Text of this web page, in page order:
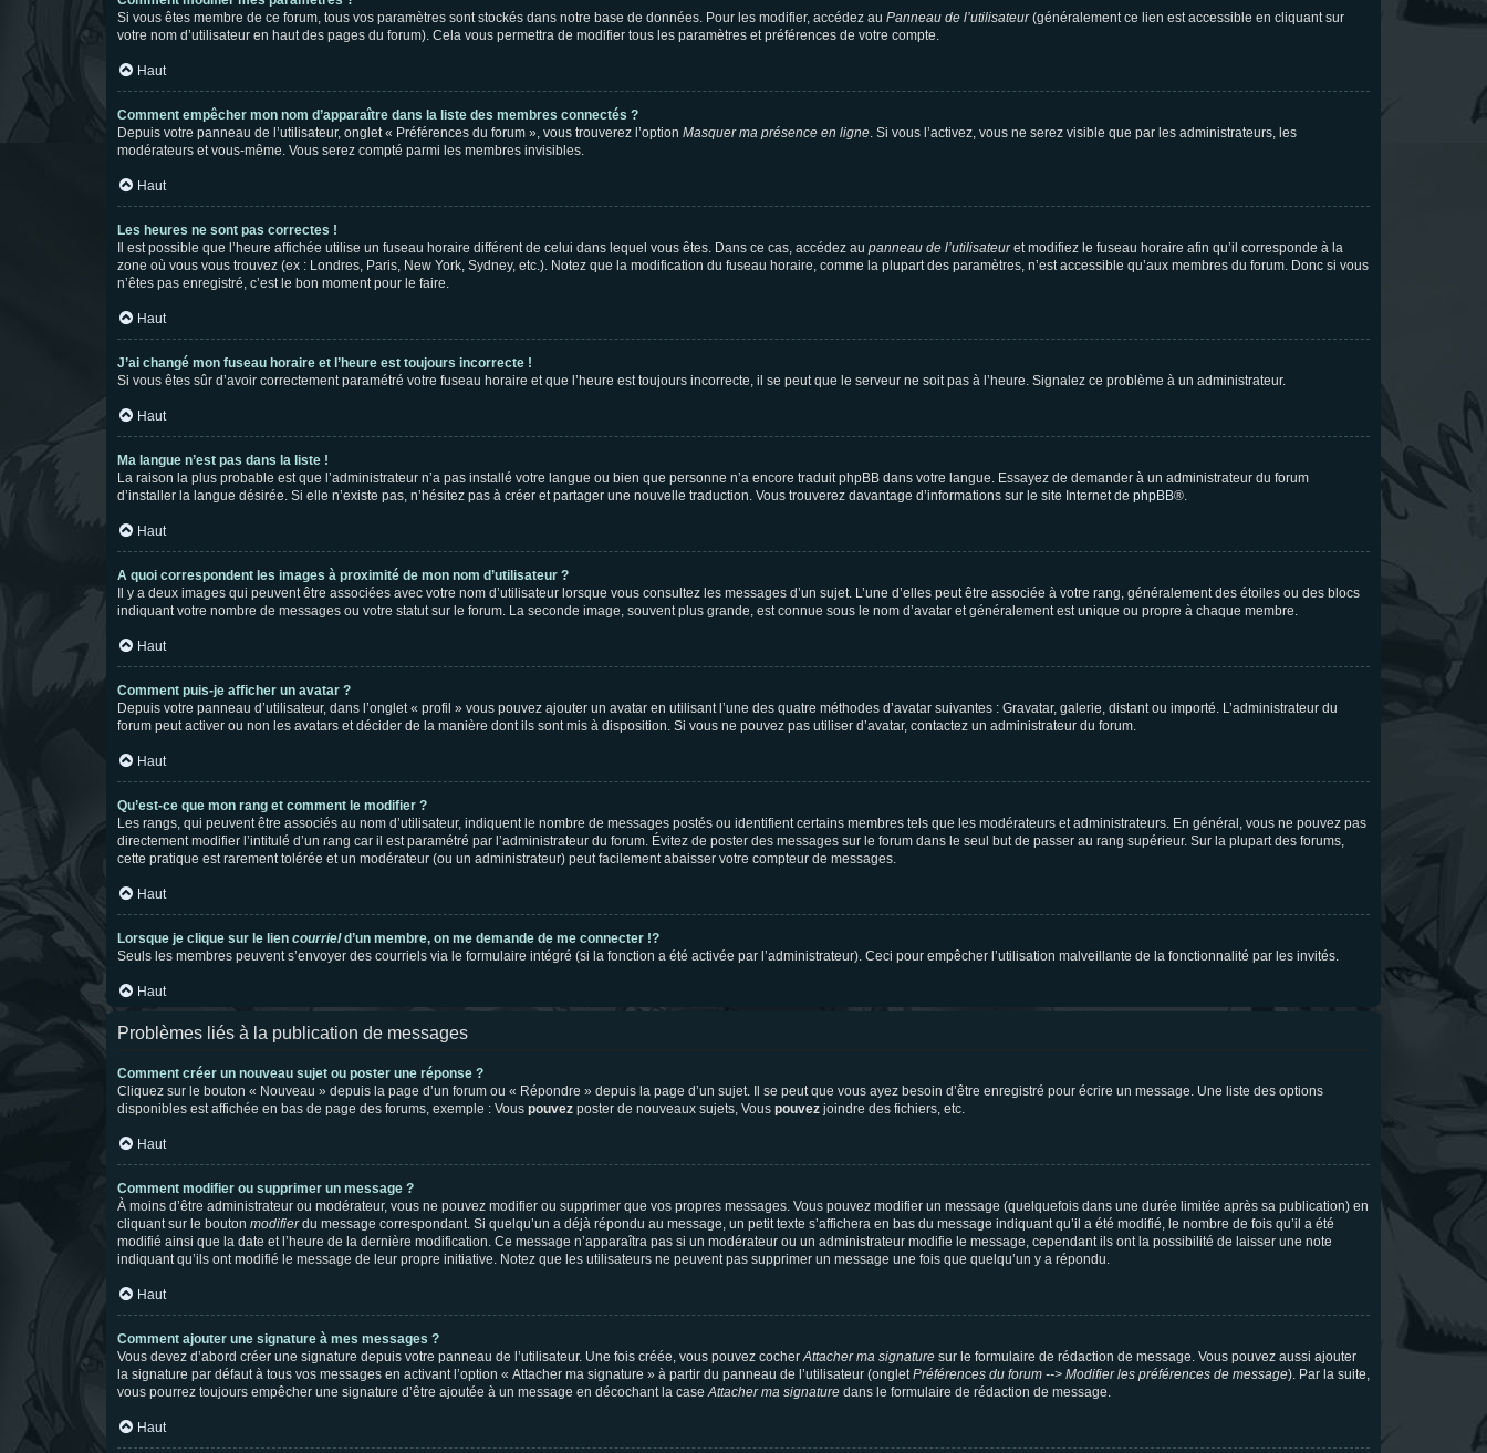
Si vous êtes membre de ce forum, tous vos paramètres sont stockés dans notre base de données. Pour les modifier, accédez au Panneau de l’utilisateur(généralement ce lien est accessible en cliquant sur
votre nom d’utilisateur en haut des pages du forum). Cela vous permettra de modifier tous les paramètres et préférences de votre compte.
Haut
Comment empêcher mon nom d’apparaître dans la liste des membres connectés ?
Depuis votre panneau de l’utilisateur, onglet « Préférences du forum », vous trouverez l’option Masquer ma présence en ligne. Si vous l’activez, vous ne serez visible que par les administrateurs, les
modérateurs et vous-même. Vous serez compté parmi les membres invisibles.
Haut
Les heures ne sont pas correctes !
Il est possible que l’heure affichée utilise un fuseau horaire différent de celui dans lequel vous êtes. Dans ce cas, accédez au panneau de l’utilisateuret modifiez le fuseau horaire afin qu’il corresponde à la
zone où vous vous trouvez (ex : Londres, Paris, New York, Sydney, etc.). Notez que la modification du fuseau horaire, comme la plupart des paramètres, n’est accessible qu’aux membres du forum. Donc si vous
n’êtes pas enregistré, c’est le bon moment pour le faire.
Haut
J’ai changé mon fuseau horaire et l’heure est toujours incorrecte !
Si vous êtes sûr d’avoir correctement paramétré votre fuseau horaire et que l’heure est toujours incorrecte, il se peut que le serveur ne soit pas à l’heure. Signalez ce problème à un administrateur.
Haut
Ma langue n’est pas dans la liste !
La raison la plus probable est que l’administrateur n’a pas installé votre langue ou bien que personne n’a encore traduit phpBB dans votre langue. Essayez de demander à un administrateur du forum
d’installer la langue désirée. Si elle n’existe pas, n’hésitez pas à créer et partager une nouvelle traduction. Vous trouverez davantage d’informations sur le site Internet de phpBB®.
Haut
A quoi correspondent les images à proximité de mon nom d’utilisateur ?
Il y a deux images qui peuvent être associées avec votre nom d’utilisateur lorsque vous consultez les messages d’un sujet. L’une d’elles peut être associée à votre rang, généralement des étoiles ou des blocs
indiquant votre nombre de messages ou votre statut sur le forum. La seconde image, souvent plus grande, est connue sous le nom d’avatar et généralement est unique ou propre à chaque membre.
Haut
Comment puis-je afficher un avatar ?
Depuis votre panneau d’utilisateur, dans l’onglet « profil » vous pouvez ajouter un avatar en utilisant l’une des quatre méthodes d’avatar suivantes : Gravatar, galerie, distant ou importé. L’administrateur du
forum peut activer ou non les avatars et décider de la manière dont ils sont mis à disposition. Si vous ne pouvez pas utiliser d’avatar, contactez un administrateur du forum.
Haut
Qu’est-ce que mon rang et comment le modifier ?
Les rangs, qui peuvent être associés au nom d’utilisateur, indiquent le nombre de messages postés ou identifient certains membres tels que les modérateurs et administrateurs. En général, vous ne pouvez pas
directement modifier l’intitulé d’un rang car il est paramétré par l’administrateur du forum. Évitez de poster des messages sur le forum dans le seul but de passer au rang supérieur. Sur la plupart des forums,
cette pratique est rarement tolérée et un modérateur (ou un administrateur) peut facilement abaisser votre compteur de messages.
Haut
Lorsque je clique sur le lien courrield’un membre, on me demande de me connecter !?
Seuls les membres peuvent s’envoyer des courriels via le formulaire intégré (si la fonction a été activée par l’administrateur). Ceci pour empêcher l’utilisation malveillante de la fonctionnalité par les invités.
Haut
Problèmes liés à la publication de messages
Comment créer un nouveau sujet ou poster une réponse ?
Cliquez sur le bouton « Nouveau » depuis la page d’un forum ou « Répondre » depuis la page d’un sujet. Il se peut que vous ayez besoin d’être enregistré pour écrire un message. Une liste des options
disponibles est affichée en bas de page des forums, exemple : Vous pouvez poster de nouveaux sujets, Vous pouvez joindre des fichiers, etc.
Haut
Comment modifier ou supprimer un message ?
À moins d’être administrateur ou modérateur, vous ne pouvez modifier ou supprimer que vos propres messages. Vous pouvez modifier un message (quelquefois dans une durée limitée après sa publication) en
cliquant sur le bouton modifierdu message correspondant. Si quelqu’un a déjà répondu au message, un petit texte s’affichera en bas du message indiquant qu’il a été modifié, le nombre de fois qu’il a été
modifié ainsi que la date et l’heure de la dernière modification. Ce message n’apparaîtra pas si un modérateur ou un administrateur modifie le message, cependant ils ont la possibilité de laisser une note
indiquant qu’ils ont modifié le message de leur propre initiative. Notez que les utilisateurs ne peuvent pas supprimer un message une fois que quelqu’un y a répondu.
Haut
Comment ajouter une signature à mes messages ?
Vous devez d’abord créer une signature depuis votre panneau de l’utilisateur. Une fois créée, vous pouvez cocherAttacher ma signature sur le formulaire de rédaction de message. Vous pouvez aussi ajouter
la signature par défaut à tous vos messages en activant l’option « Attacher ma signature » à partir du panneau de l’utilisateur (ongletPréférences du forum --> Modifier les préférences de message). Par la suite,
vous pourrez toujours empêcher une signature d’être ajoutée à un message en décochant la caseAttacher ma signature dans le formulaire de rédaction de message.
Haut